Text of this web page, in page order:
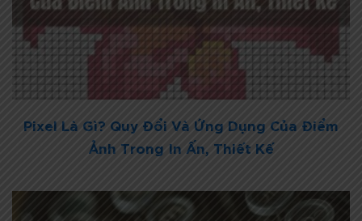
Pixel Là Gì? Quy Đổi Và Ứng Dụng Của Điểm
Ảnh Trong In Ấn, Thiết Kế